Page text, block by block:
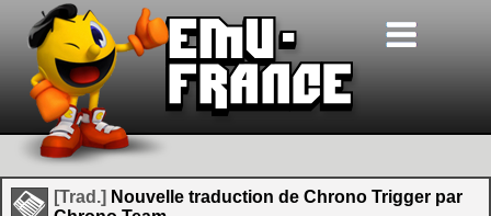
[Trad.] Nouvelle traduction de Chrono Trigger par